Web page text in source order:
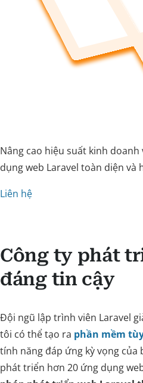
Nâng cao hiệu suất kinh
dụng web Laravel toàn diện và
Liên hệ
Công ty phát
đáng tin cậy
Đội ngũ lập trình viên Laravel
tôi có thể tạo ra phần mềm
tính năng đáp ứng kỳ vọng của
phát triển hơn 20 ứng dụng